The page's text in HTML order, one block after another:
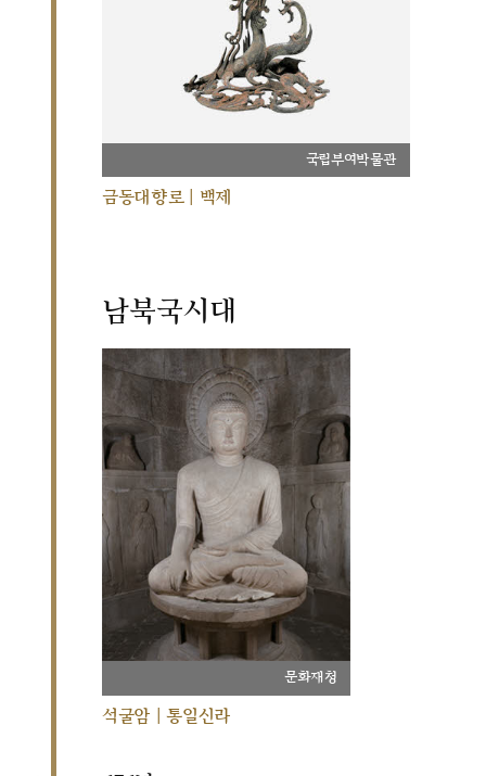
국립부여박물관
금동대향로 | 백제
남북국시대
문화재청
석굴암 | 통일신라